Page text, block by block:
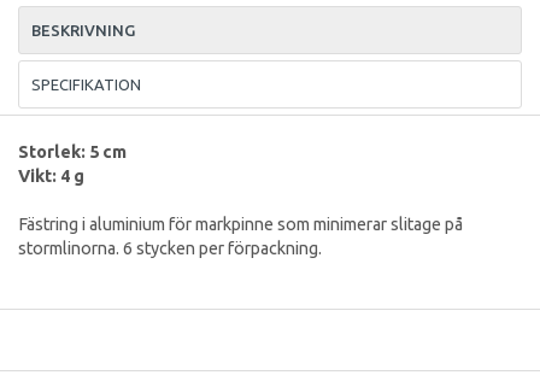
BESKRIVNING
SPECIFIKATION
Storlek: 5 cm
Vikt: 4 g
Fästring i aluminium för markpinne som minimerar slitage på
stormlinorna. 6 stycken per förpackning.